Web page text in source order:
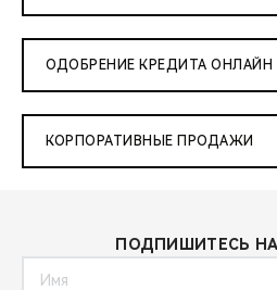
ОДОБРЕНИЕ КРЕДИТА ОНЛАЙН
КОРПОРАТИВНЫЕ ПРОДАЖИ
ПОДПИШИТЕСЬ